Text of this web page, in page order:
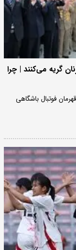
گریه می‌کنند | چرا
فوتبال باشگاهی